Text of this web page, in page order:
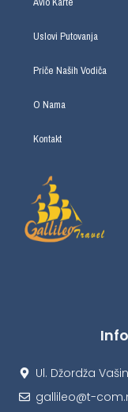
Uslovi Putovanja
Priče Naših Vodiča
O Nama
Kontakt
Ul. Džordža
gallileo@t-